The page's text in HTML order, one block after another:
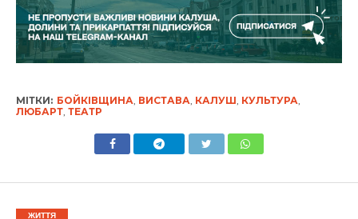
МІТКИ: БОЙКІВЩИНА, ВИСТАВА, КАЛУШ, КУЛЬТУРА,
ЛЮБАРТ, ТЕАТР
ЖИТТЯ